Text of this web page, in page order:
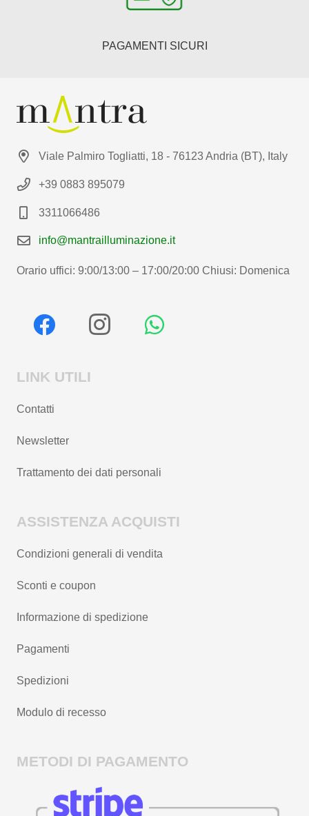
PAGAMENTI SICURI
Viale Palmiro Togliatti, 18 - 76123 Andria (BT), Italy
+39 0883 895079
3311066486
info@mantrailluminazione.it
Orario uffici: 9:00/13:00 – 17:00/20:00 Chiusi: Domenica
LINK UTILI
Contatti
Newsletter
Trattamento dei dati personali
ASSISTENZA ACQUISTI
Condizioni generali di vendita
Sconti e coupon
Informazione di spedizione
Pagamenti
Spedizioni
Modulo di recesso
METODI DI PAGAMENTO